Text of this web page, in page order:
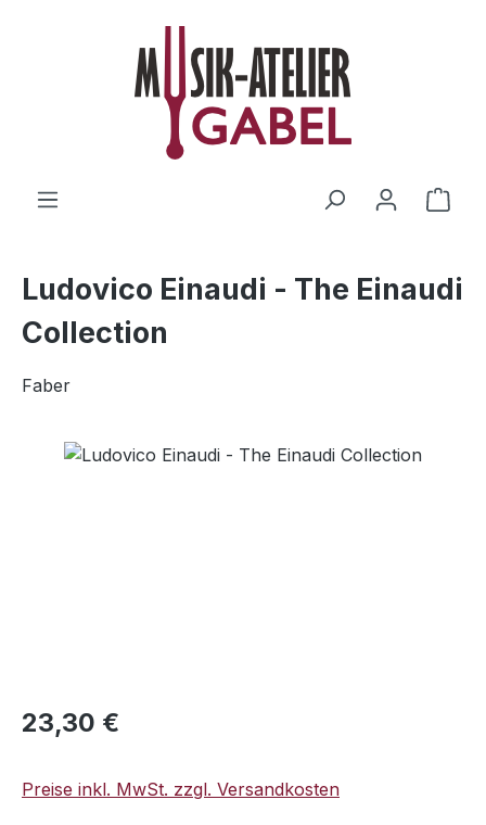
Zum Hauptinhalt springen
Ludovico Einaudi - The Einaudi
Collection
Faber
Bildergalerie überspringen
Regulärer Preis:
23,30 €
Preise inkl. MwSt. zzgl. Versandkosten